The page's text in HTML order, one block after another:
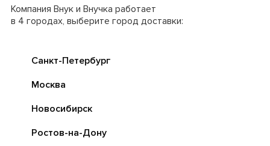
Компания Внук и Внучка работает
в 4 городах, выберите город доставки:
Санкт-Петербург
Москва
Новосибирск
Ростов-на-Дону